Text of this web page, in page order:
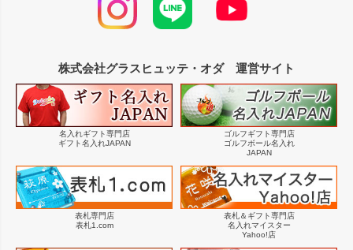
株式会社グラスヒュッテ・オダ 運営サイト
名入れギフト専門店
ギフト名入れJAPAN
ゴルフギフト専門店
ゴルフボール名入れ
JAPAN
表札専門店
表札1.com
表札＆ギフト専門店
名入れマイスター
Yahoo!店